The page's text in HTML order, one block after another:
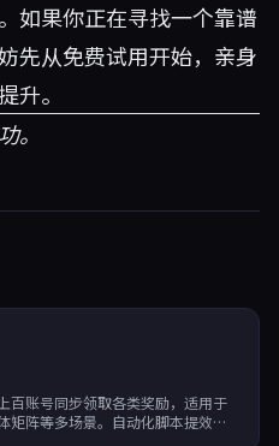
如果你正在寻找一个靠谱
先从免费试用开始，亲身
升。
。
百账号同步领取各类奖励，适用于
矩阵等多场景。自动化脚本提效降